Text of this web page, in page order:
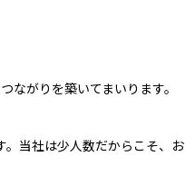
ながりを築いてまいります。
当社は少人数だからこそ、お